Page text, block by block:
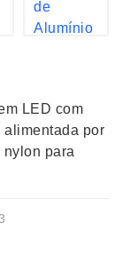
LED com
alimentada por
para